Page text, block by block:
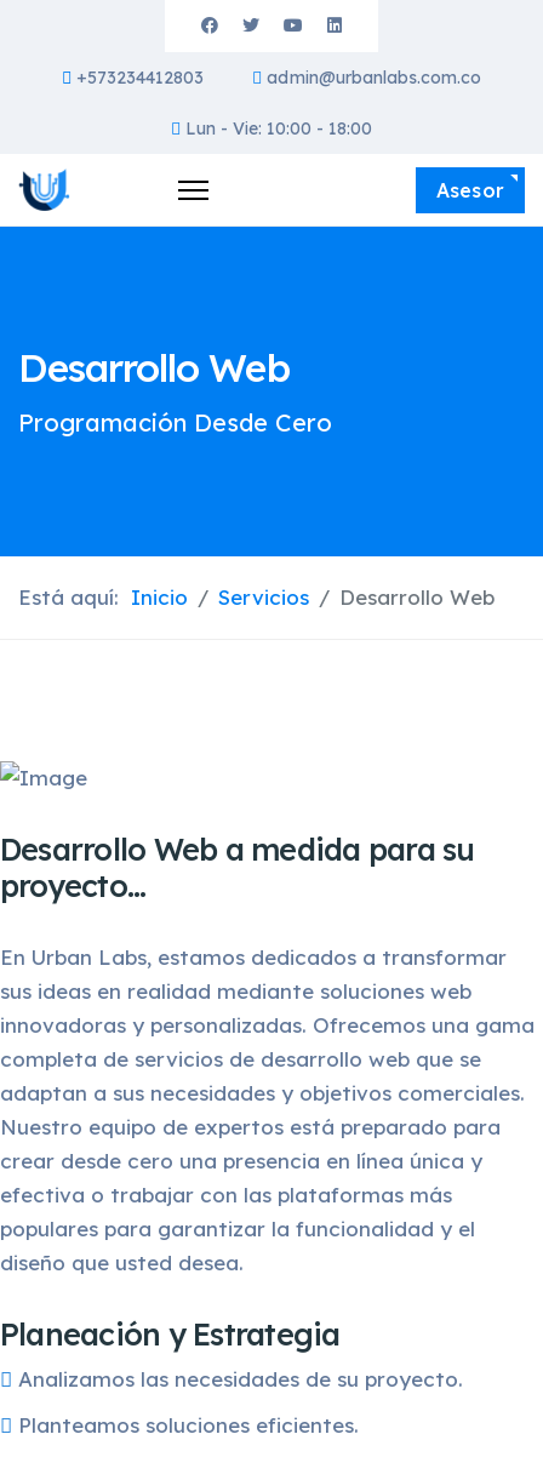
+573234412803 admin@urbanlabs.com.co
Lun - Vie: 10:00 - 18:00
Asesor
Desarrollo Web
Programación Desde Cero
Está aquí: Inicio Servicios Desarrollo Web
Desarrollo Web a medida para su
proyecto...
En Urban Labs, estamos dedicados a transformar
sus ideas en realidad mediante soluciones web
innovadoras y personalizadas. Ofrecemos una gama
completa de servicios de desarrollo web que se
adaptan a sus necesidades y objetivos comerciales.
Nuestro equipo de expertos está preparado para
crear desde cero una presencia en línea única y
efectiva o trabajar con las plataformas más
populares para garantizar la funcionalidad y el
diseño que usted desea.
Planeación y Estrategia
Analizamos las necesidades de su proyecto.
Planteamos soluciones eficientes.